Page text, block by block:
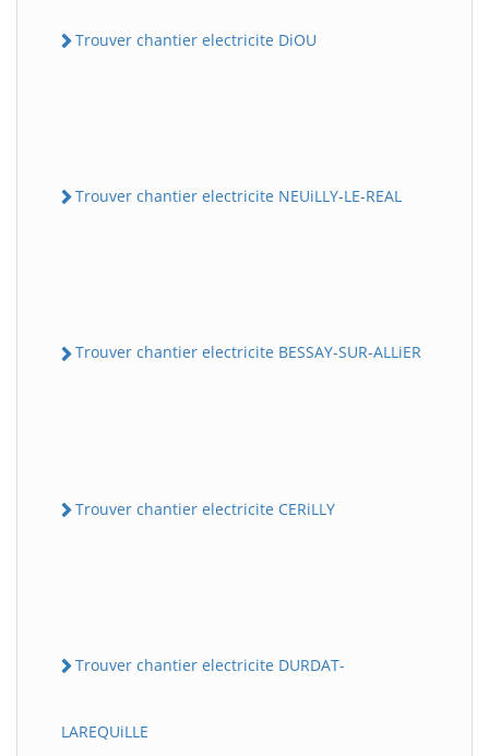
Trouver chantier electricite DiOU
Trouver chantier electricite NEUiLLY-LE-REAL
Trouver chantier electricite BESSAY-SUR-ALLiER
Trouver chantier electricite CERiLLY
Trouver chantier electricite DURDAT-
LAREQUiLLE